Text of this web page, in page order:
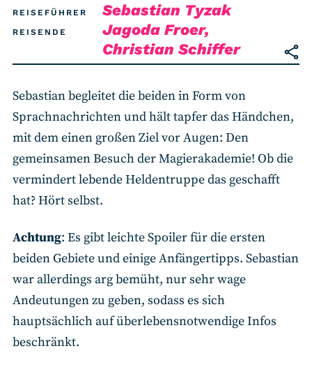
REISEFÜHRER Sebastian Tyzak
REISENDE
Jagoda Froer,
Christian Schiffer
Sebastian begleitet die beiden in Form von
Sprachnachrichten und hält tapfer das Händchen,
mit dem einen großen Ziel vor Augen: Den
gemeinsamen Besuch der Magierakademie! Ob die
vermindert lebende Heldentruppe das geschafft
hat? Hört selbst.
Achtung: Es gibt leichte Spoiler für die ersten
beiden Gebiete und einige Anfängertipps. Sebastian
war allerdings arg bemüht, nur sehr wage
Andeutungen zu geben, sodass es sich
hauptsächlich auf überlebensnotwendige Infos
beschränkt.